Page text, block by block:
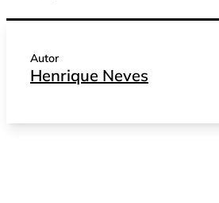
Autor
Henrique Neves